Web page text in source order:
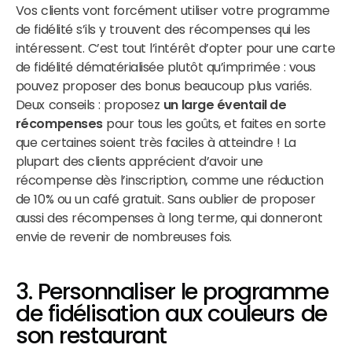
Vos clients vont forcément utiliser votre programme
de fidélité s’ils y trouvent des récompenses qui les
intéressent. C’est tout l’intérêt d’opter pour une carte
de fidélité dématérialisée plutôt qu’imprimée : vous
pouvez proposer des bonus beaucoup plus variés.
Deux conseils : proposez un large éventail de
récompensespour tous les goûts, et faites en sorte
que certaines soient très faciles à atteindre ! La
plupart des clients apprécient d’avoir une
récompense dès l’inscription, comme une réduction
de 10% ou un café gratuit. Sans oublier de proposer
aussi des récompenses à long terme, qui donneront
envie de revenir de nombreuses fois.
3. Personnaliser le programme
de fidélisation aux couleurs de
son restaurant